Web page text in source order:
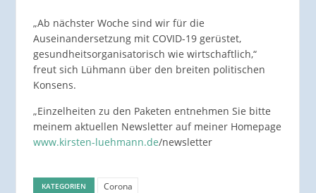
„Ab nächster Woche sind wir für die
Auseinandersetzung mit COVID-19 gerüstet,
gesundheitsorganisatorisch wie wirtschaftlich,“
freut sich Lühmann über den breiten politischen
Konsens.
„Einzelheiten zu den Paketen entnehmen Sie bitte
meinem aktuellen Newsletter auf meiner Homepage
www.kirsten-luehmann.de/newsletter
KATEGORIEN Corona